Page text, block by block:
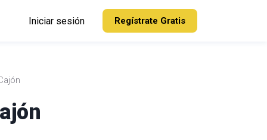
Iniciar sesión Regístrate Gratis